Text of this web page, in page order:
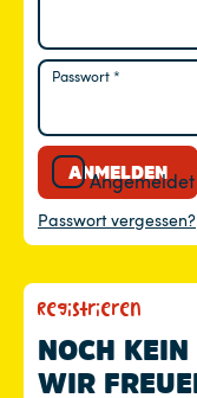
O
T
O
Passwort*
ANMELDEN
Passwort vergessen?
Registrieren
NOCH
WIR